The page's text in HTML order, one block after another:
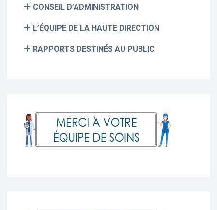
CONSEIL D’ADMINISTRATION
L’ÉQUIPE DE LA HAUTE DIRECTION
RAPPORTS DESTINÉS AU PUBLIC